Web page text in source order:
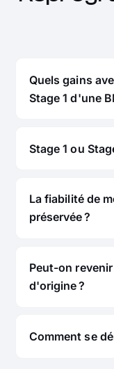
Quels gains
Stage 1 d'une
Stage 1 ou
La fiabilité de
préservée ?
Peut-on
d'origine ?
Comment se